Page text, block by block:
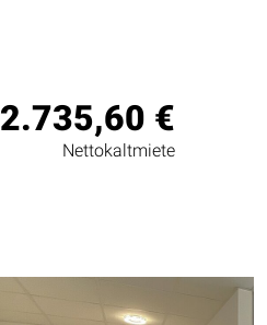
2.735,60 €
Nettokaltmiete